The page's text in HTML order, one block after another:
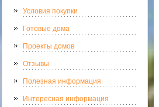
Условия покупки
Готовые дома
Проекты домов
Отзывы
Полезная информация
Интересная информация